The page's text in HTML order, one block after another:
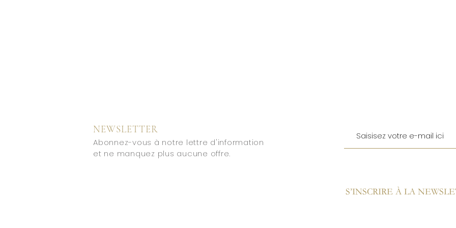
NEWSLETTER
Abonnez-vous à notre lettre d'information
et ne manquez plus aucune offre.
S’INSCRIRE À LA